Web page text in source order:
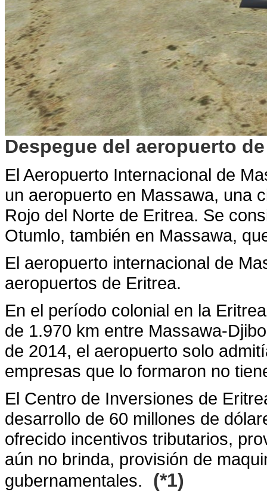
Despegue del aeropuerto
El Aeropuerto Internacional de
un aeropuerto en Massawa, una
Rojo del Norte de Eritrea. Se
Otumlo, también en Massawa,
El aeropuerto internacional de
aeropuertos de Eritrea.
En el período colonial en la
de 1.970 km entre Massawa-
de 2014, el aeropuerto solo
empresas que lo formaron no
El Centro de Inversiones de
desarrollo de 60 millones de
ofrecido incentivos tributarios,
aún no brinda, provisión de
gubernamentales.
(*1)